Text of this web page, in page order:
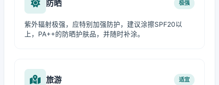
防晒 极强
紫外辐射极强，应特别加强防护，建议涂擦SPF20以
上，PA++的防晒护肤品，并随时补涂。
旅游 适宜